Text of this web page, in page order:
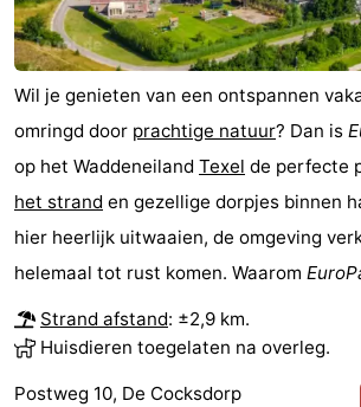
Wil je genieten van een ontspannen
omringd door prachtige natuur? Dan is
op het Waddeneiland Texel de perfecte
het strand en gezellige dorpjes binnen
hier heerlijk uitwaaien, de omgeving
helemaal tot rust komen. Waarom
Strand afstand: ±2,9 km.
Huisdieren toegelaten na overleg.
Postweg 10, De Cocksdorp